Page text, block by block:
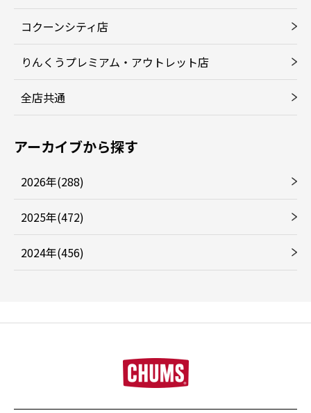
コクーンシティ店
りんくうプレミアム・アウトレット店
全店共通
アーカイブから探す
2026年(288)
2025年(472)
2024年(456)